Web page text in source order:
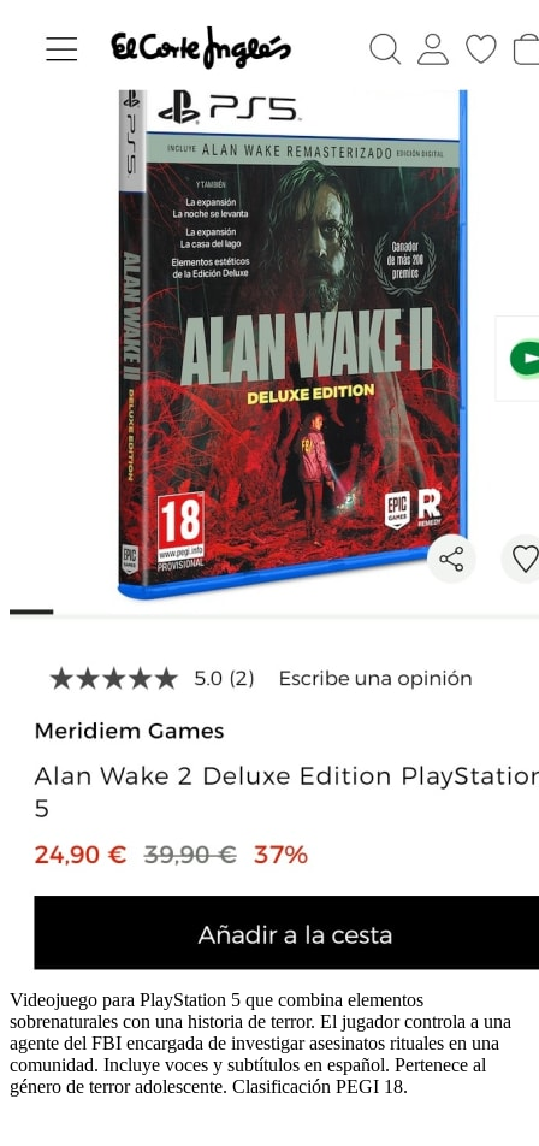
Videojuego para PlayStation 5 que combina elementos
sobrenaturales con una historia de terror. El jugador controla a una
agente del FBI encargada de investigar asesinatos rituales en una
comunidad. Incluye voces y subtítulos en español. Pertenece al
género de terror adolescente. Clasificación PEGI 18.